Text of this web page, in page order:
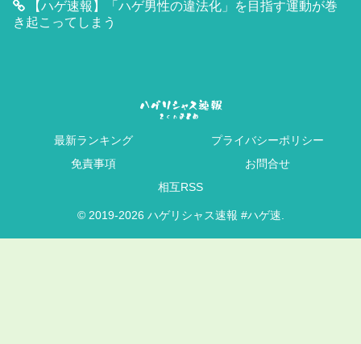
【ハゲ速報】「ハゲ男性の違法化」を目指す運動が巻
き起こってしまう
最新ランキング
プライバシーポリシー
免責事項
お問合せ
相互RSS
© 2019-2026 ハゲリシャス速報 #ハゲ速.